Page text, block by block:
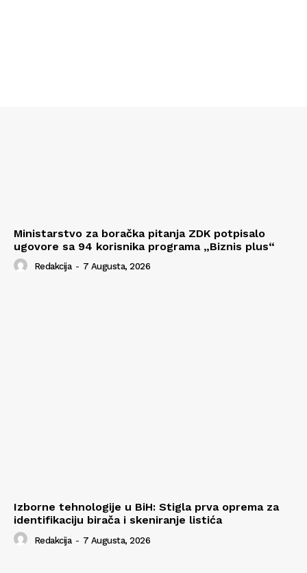
Ministarstvo za boračka pitanja ZDK potpisalo
ugovore sa 94 korisnika programa „Biznis plus“
Redakcija - 7 Augusta, 2026
Izborne tehnologije u BiH: Stigla prva oprema za
identifikaciju birača i skeniranje listića
Redakcija - 7 Augusta, 2026